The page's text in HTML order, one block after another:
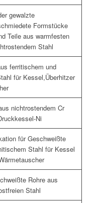
gewalzte
Formstücke
Teile aus warmfesten
Stahl
ferritischem und
für Kessel,Überhitzer
nichtrostendem Cr
Ni
für Geschweißte
Stahl für Kessel
Rohre aus
Stahl